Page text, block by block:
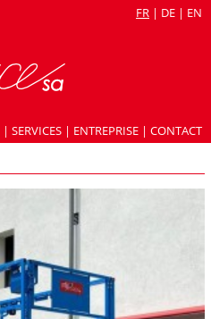
FR | DE | EN
| SERVICES | ENTREPRISE | CONTACT